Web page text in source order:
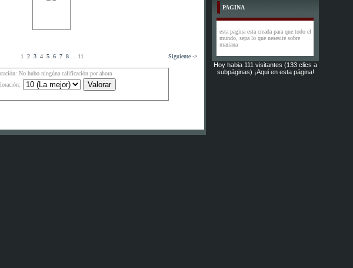
1 2 3 4 5 6 7 8... 11 Siguiente ->
No hubo ningúna calificación por ahora
PAGINA
esta pagina esta creada para que todo el
mundo, sepa lo que nesesite sobre
mariana
Hoy habia 111 visitantes (133 clics a
subpáginas) ¡Aqui en esta página!